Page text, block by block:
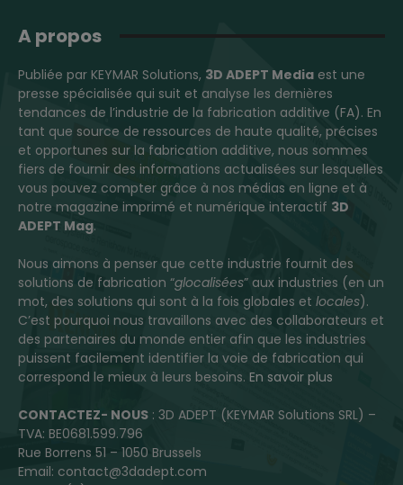
A propos
Publiée par KEYMAR Solutions, 3D ADEPT Media est une
presse spécialisée qui suit et analyse les dernières
tendances de l’industrie de la fabrication additive (FA). En
tant que source de ressources de haute qualité, précises
et opportunes sur la fabrication additive, nous sommes
fiers de fournir des informations actualisées sur lesquelles
vous pouvez compter grâce à nos médias en ligne et à
notre magazine imprimé et numérique interactif 3D
ADEPT Mag.
Nous aimons à penser que cette industrie fournit des
solutions de fabrication “glocalisées” aux industries (en un
mot, des solutions qui sont à la fois globales et locales).
C’est pourquoi nous travaillons avec des collaborateurs et
des partenaires du monde entier afin que les industries
puissent facilement identifier la voie de fabrication qui
correspond le mieux à leurs besoins. En savoir plus
CONTACTEZ- NOUS : 3D ADEPT (KEYMAR Solutions SRL) –
TVA: BE0681.599.796
Rue Borrens 51 – 1050 Brussels
Email: contact@3dadept.com